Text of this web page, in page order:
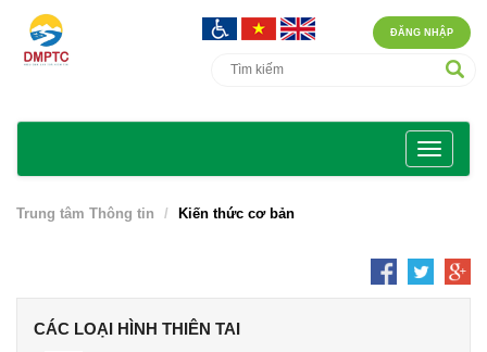
ĐĂNG NHẬP
Trung tâm Thông tin Kiến thức cơ bản
CÁC LOẠI HÌNH THIÊN TAI